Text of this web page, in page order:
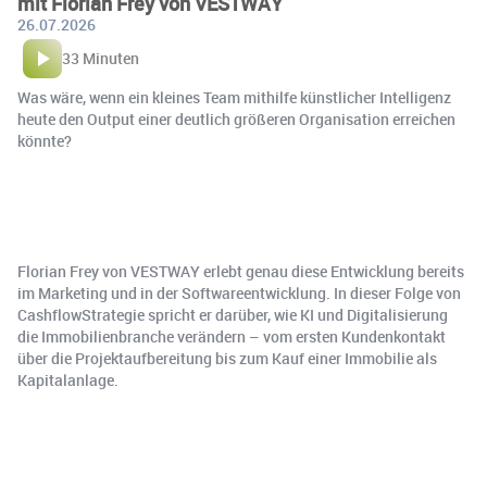
26.07.2026
33 Minuten
Was wäre, wenn ein kleines Team mithilfe künstlicher Intelligenz
heute den Output einer deutlich größeren Organisation erreichen
könnte?
Florian Frey von VESTWAY erlebt genau diese Entwicklung bereits
im Marketing und in der Softwareentwicklung. In dieser Folge von
CashflowStrategie spricht er darüber, wie KI und Digitalisierung
die Immobilienbranche verändern – vom ersten Kundenkontakt
über die Projektaufbereitung bis zum Kauf einer Immobilie als
Kapitalanlage.